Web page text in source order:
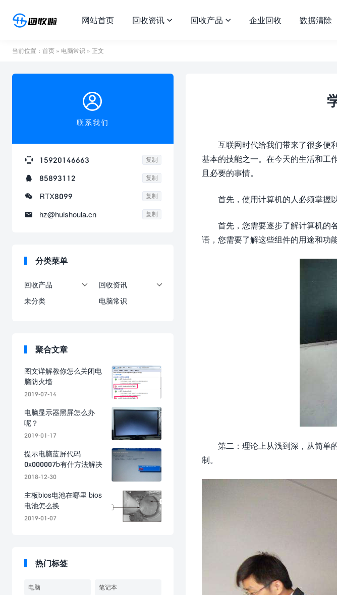
网站首页 回收资讯  回收产品  企业回收 数据清除
当前位置： 首页 » 电脑常识 » 正文
互联网时代给我们带来了很多便
基本的技能之一。在今天的生活和工
且必要的事情。
首先，使用计算机的人必须掌握
首先，您需要逐步了解计算机的
语，您需要了解这些组件的用途和功能
第二：理论上从浅到深，从简单
制。

联系我们
 15920146663 复制
 85893112 复制
 RTX8099 复制
 hz@huishoula.cn 复制
分类菜单
回收产品  回收资讯 
未分类 电脑常识
聚合文章
图文详解教你怎么关闭电
脑防火墙
2019-07-14
电脑显示器黑屏怎么办
呢？
2019-01-17
提示电脑蓝屏代码
0x000007b有什方法解决
2018-12-30
主板bios电池在哪里 bios
电池怎么换
2019-01-07
热门标签
电脑 笔记本